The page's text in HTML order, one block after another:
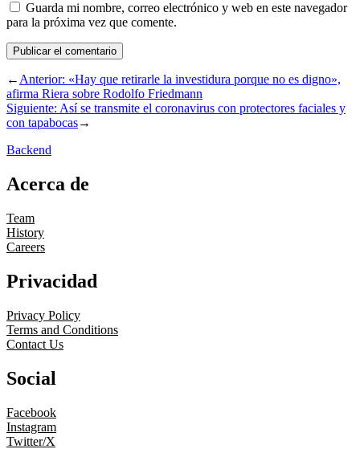
Guarda mi nombre, correo electrónico y web en este navegador
para la próxima vez que comente.
←Anterior: «Hay que retirarle la investidura porque no es digno»,
afirma Riera sobre Rodolfo Friedmann
Siguiente: Así se transmite el coronavirus con protectores faciales y
con tapabocas→
Backend
Acerca de
Team
History
Careers
Privacidad
Privacy Policy
Terms and Conditions
Contact Us
Social
Facebook
Instagram
Twitter/X